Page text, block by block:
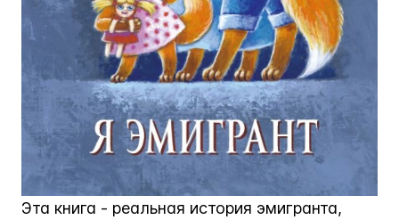
Эта книга - реальная история эмигранта,